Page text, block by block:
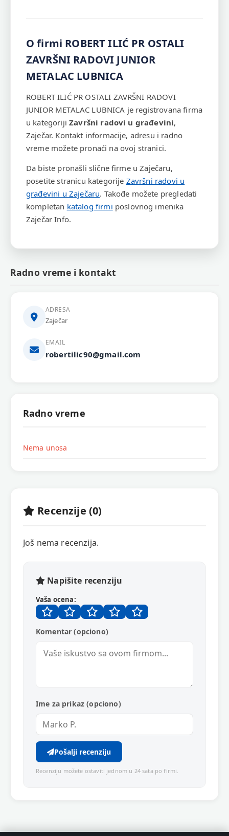
O firmi ROBERT ILIĆ PR OSTALI
ZAVRŠNI RADOVI JUNIOR
METALAC LUBNICA
ROBERT ILIĆ PR OSTALI ZAVRŠNI RADOVI
JUNIOR METALAC LUBNICA je registrovana firma
u kategorijiZavršni radovi u građevini,
Zaječar. Kontakt informacije, adresu i radno
vreme možete pronaći na ovoj stranici.
Da biste pronašli slične firme u Zaječaru,
posetite stranicu kategorije Završni radovi u
građevini u Zaječaru. Takođe možete pregledati
kompletan katalog firmi poslovnog imenika
Zaječar Info.
Radno vreme i kontakt
ADRESA
Zaječar
EMAIL
robertilic90@gmail.com
Radno vreme
Nema unosa
Recenzije (0)
Još nema recenzija.
Napišite recenziju
Vaša ocena:
Komentar (opciono)
Ime za prikaz (opciono)
Pošalji recenziju
Recenziju možete ostaviti jednom u 24 sata po firmi.